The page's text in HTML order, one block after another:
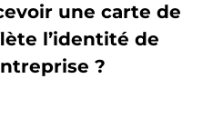
une carte de
l’identité de
?